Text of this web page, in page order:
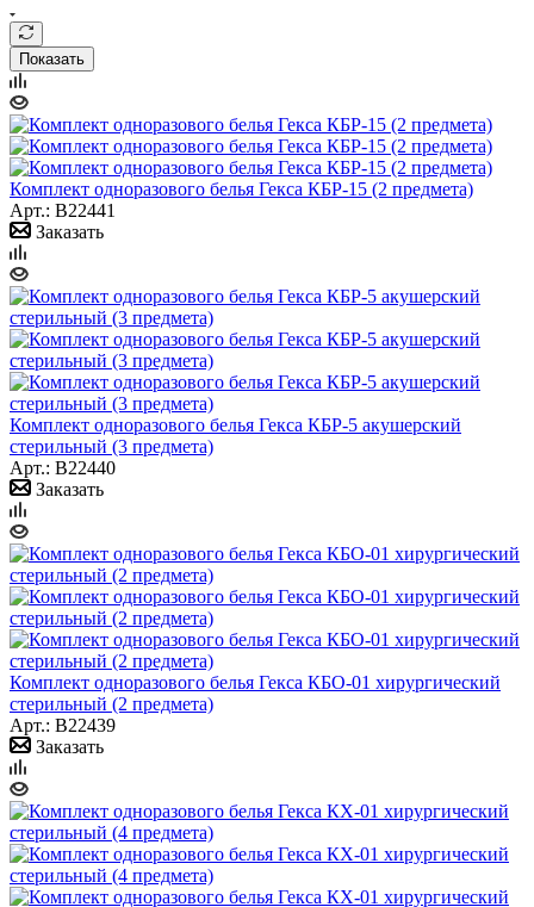
Показать
Комплект одноразового белья Гекса КБР-15 (2 предмета)
Арт.: B22441
Заказать
Комплект одноразового белья Гекса КБР-5 акушерский
стерильный (3 предмета)
Арт.: B22440
Заказать
Комплект одноразового белья Гекса КБО-01 хирургический
стерильный (2 предмета)
Арт.: B22439
Заказать